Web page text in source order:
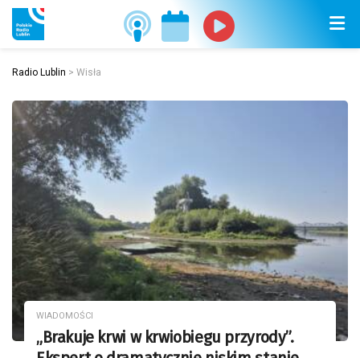
Radio Lublin > Wisła
WIADOMOŚCI
„Brakuje krwi w krwiobiegu przyrody”.